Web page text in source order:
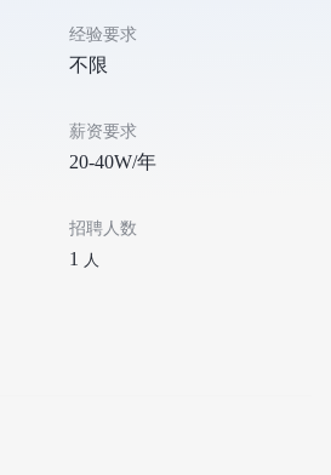
经验要求
不限
薪资要求
20-40W/年
招聘人数
1 人